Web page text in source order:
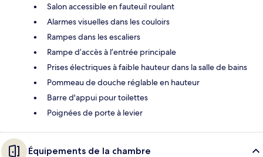
Salon accessible en fauteuil roulant
Alarmes visuelles dans les couloirs
Rampes dans les escaliers
Rampe d’accès à l’entrée principale
Prises électriques à faible hauteur dans la salle de bains
Pommeau de douche réglable en hauteur
Barre d'appui pour toilettes
Poignées de porte à levier
Équipements de la chambre